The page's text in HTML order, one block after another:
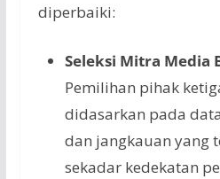
diperbaiki:
Seleksi Mitra Media
Pemilihan pihak
didasarkan pada
dan jangkauan yang
sekadar kedekatan